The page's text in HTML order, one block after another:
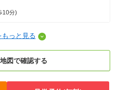
10分)
もっと見る
図で確認する